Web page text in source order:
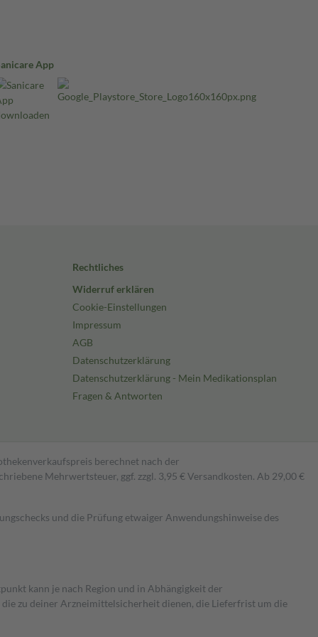
App
Rechtliches
Widerruf erklären
Cookie-Einstellungen
Impressum
AGB
Datenschutzerklärung
Datenschutzerklärung - Mein Medikationsplan
Fragen & Antworten
berechnet nach der
Mehrwertsteuer, ggf. zzgl. 3,95 € Versandkosten. Ab 29,00 €
und die Prüfung etwaiger Anwendungshinweise des
kann je nach Region und in Abhängigkeit der
zu deiner Arzneimittelsicherheit dienen, die Lieferfrist um die